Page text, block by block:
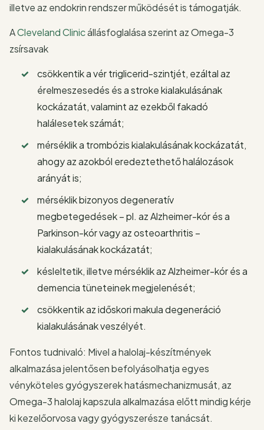
illetve az endokrin rendszer működését is támogatják.
ACleveland Clinicállásfoglalása szerint az Omega-3
zsírsavak
csökkentik a vér triglicerid-szintjét, ezáltal az
érelmeszesedés és a stroke kialakulásának
kockázatát, valamint az ezekből fakadó
halálesetek számát;
mérséklik a trombózis kialakulásának kockázatát,
ahogy az azokból eredeztethető halálozások
arányát is;
mérséklik bizonyos degeneratív
megbetegedések – pl. az Alzheimer-kór és a
Parkinson-kór vagy az osteoarthritis –
kialakulásának kockázatát;
késleltetik, illetve mérséklik az Alzheimer-kór és a
demencia tüneteinek megjelenését;
csökkentik az időskori makula degeneráció
kialakulásának veszélyét.
Fontos tudnivaló: Mivel a halolaj-készítmények
alkalmazása jelentősen befolyásolhatja egyes
vényköteles gyógyszerek hatásmechanizmusát, az
Omega-3 halolaj kapszula alkalmazása előtt mindig kérje
ki kezelőorvosa vagy gyógyszerésze tanácsát.